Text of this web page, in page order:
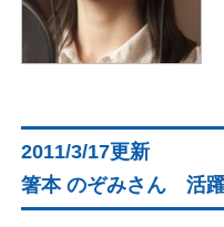
2011/3/17更新
箸本 のぞみさん 活